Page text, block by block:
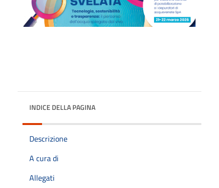
INDICE DELLA PAGINA
Descrizione
A cura di
Allegati